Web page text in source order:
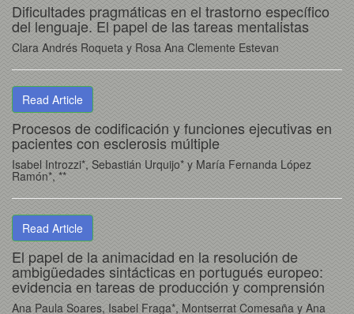
Dificultades pragmáticas en el trastorno específico
del lenguaje. El papel de las tareas mentalistas
Clara Andrés Roqueta y Rosa Ana Clemente Estevan
Read Article
Procesos de codificación y funciones ejecutivas en
pacientes con esclerosis múltiple
Isabel Introzzi*, Sebastián Urquijo* y María Fernanda López
Ramón*, **
Read Article
El papel de la animacidad en la resolución de
ambigüedades sintácticas en portugués europeo:
evidencia en tareas de producción y comprensión
Ana Paula Soares, Isabel Fraga*, Montserrat Comesaña y Ana